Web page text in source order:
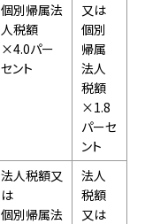
個別帰属法
人税額
×4.0パー
セント
又は
個別
帰属
法人
税額
×1.8
パーセ
ント
法人税額又
は
個別帰属法
法人
税額
又は